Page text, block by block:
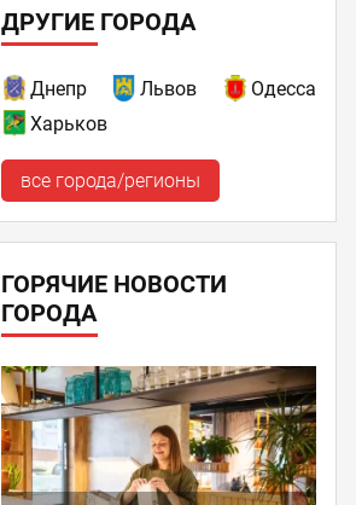
ДРУГИЕ ГОРОДА
Днепр Львов
Одесса
Харьков
все города/регионы
ГОРЯЧИЕ НОВОСТИ
ГОРОДА